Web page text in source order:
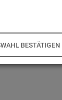
BESTÄTIGEN
Ent­wick­lun­gen.